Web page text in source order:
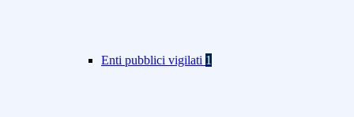
Enti pubblici vigilati 1